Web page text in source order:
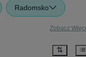
Radomsko
Zobacz